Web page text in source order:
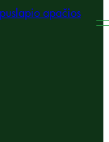
apačios